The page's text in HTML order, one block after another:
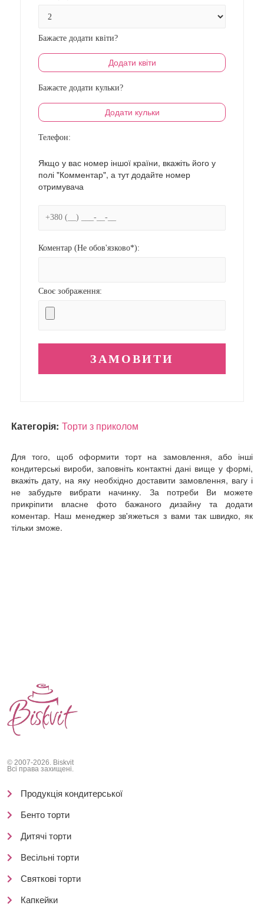
Бажаєте додати квіти?
Додати квіти
Бажаєте додати кульки?
Додати кульки
Телефон:
Якщо у вас номер іншої країни, вкажіть його у
полі "Комментар", а тут додайте номер
отримувача
Коментар (Не обов'язково*):
Своє зображення:
Категорія: Торти з приколом
Для того, щоб оформити торт на замовлення, або інші
кондитерські вироби, заповніть контактні дані вище у формі,
вкажіть дату, на яку необхідно доставити замовлення, вагу і
не забудьте вибрати начинку. За потреби Ви можете
прикріпити власне фото бажаного дизайну та додати
коментар. Наш менеджер зв'яжеться з вами так швидко, як
тільки зможе.
© 2007-2026. Biskvit
Всі права захищені.
Продукція кондитерської
Бенто торти
Дитячі торти
Весільні торти
Святкові торти
Капкейки